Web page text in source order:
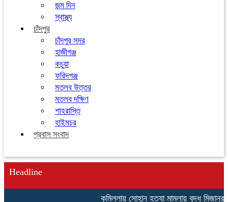
জন্ম দিন
স্বাস্থ্য
চাঁদপুর
চাঁদপুর সদর
হাজীগঞ্জ
কচুয়া
ফরিদগঞ্জ
মতলব উত্তর
মতলব দক্ষিণ
শাহরাস্তি
হাইমচর
প্রবাস সংবাদ
Headline
কুমিল্লায় সোহান হত্যা মামলায় বৃদ্ধ মিজানুর